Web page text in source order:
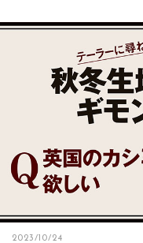
2023/10/24